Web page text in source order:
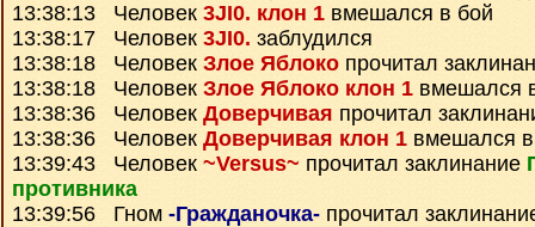
13:38:13 Человек 3JI0. клон 1 вмешался в бой
13:38:17 Человек 3JI0. заблудился
13:38:18 Человек Злое Яблоко прочитал
13:38:18 Человек Злое Яблоко клон 1 вмешался
13:38:36 Человек Доверчивая прочитал
13:38:36 Человек Доверчивая клон 1 вмешался
13:39:43 Человек ~Versus~ прочитал заклинание
противника
13:39:56 Гном -Гражданочка- прочитал